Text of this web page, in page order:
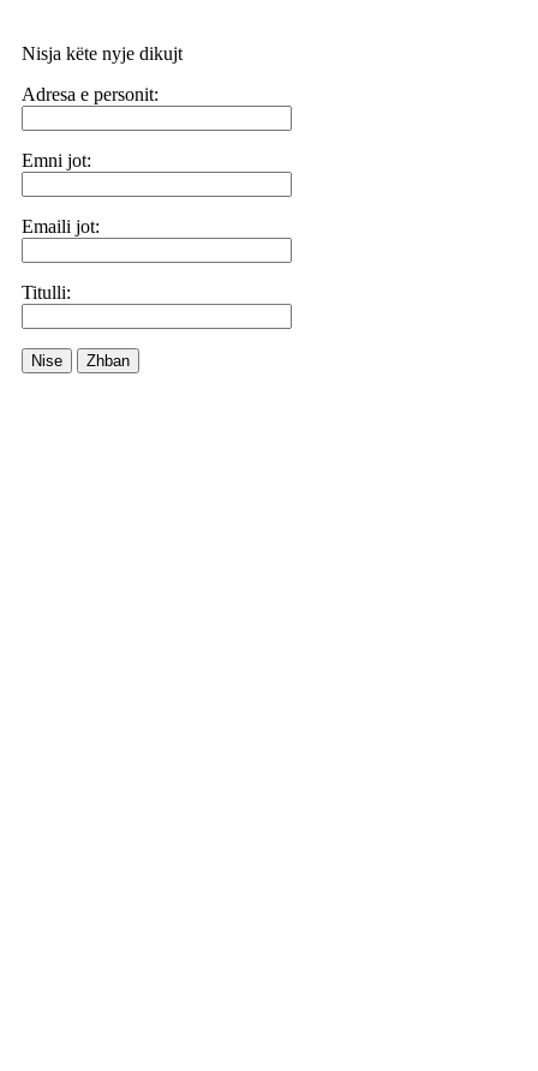
Nisja këte nyje dikujt
Adresa e personit:
Emni jot:
Emaili jot:
Titulli:
Nise Zhban